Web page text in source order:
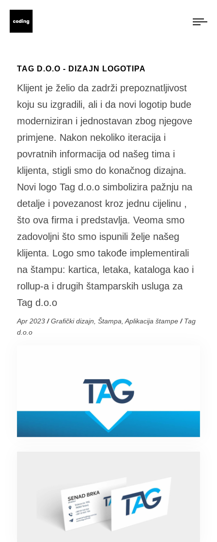
TAG D.O.O - DIZAJN LOGOTIPA
Klijent je želio da zadrži prepoznatljivost
koju su izgradili, ali i da novi logotip bude
moderniziran i jednostavan zbog njegove
primjene. Nakon nekoliko iteracija i
povratnih informacija od našeg tima i
klijenta, stigli smo do konačnog dizajna.
Novi logo Tag d.o.o simbolizira pažnju na
detalje i povezanost kroz jednu cijelinu ,
što ova firma i predstavlja. Veoma smo
zadovoljni što smo ispunili želje našeg
klijenta. Logo smo takođe implementirali
na štampu: kartica, letaka, kataloga kao i
rollup-a i drugih štamparskih usluga za
Tag d.o.o
Apr 2023 /Grafički dizajn, Štampa, Aplikacija štampe / Tag
d.o.o